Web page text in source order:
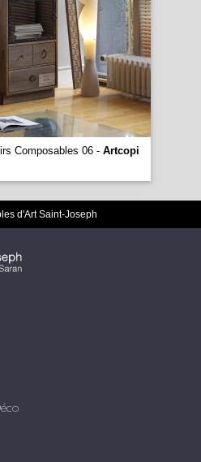
Composables 06 - Artcopi
d'Art Saint-Joseph